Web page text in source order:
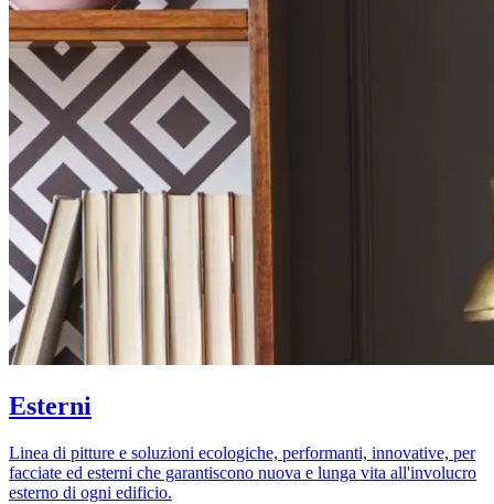
Esterni
Linea di pitture e soluzioni ecologiche, performanti, innovative, per
facciate ed esterni che garantiscono nuova e lunga vita all'involucro
esterno di ogni edificio.